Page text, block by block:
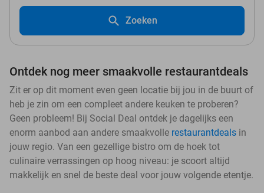
Zoeken
Ontdek nog meer smaakvolle restaurantdeals
Zit er op dit moment even geen locatie bij jou in de buurt of
heb je zin om een compleet andere keuken te proberen?
Geen probleem! Bij Social Deal ontdek je dagelijks een
enorm aanbod aan andere smaakvolle restaurantdeals in
jouw regio. Van een gezellige bistro om de hoek tot
culinaire verrassingen op hoog niveau: je scoort altijd
makkelijk en snel de beste deal voor jouw volgende etentje.